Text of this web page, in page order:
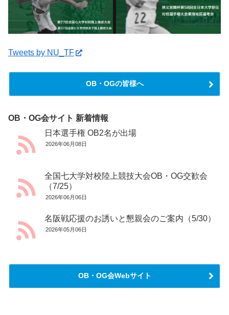
Tweets by NU_TF
OB・OGの皆様へ
OB・OG会サイト 新着情報
日本選手権 OB2名が出場
2026年06月08日
全国七大学対校陸上競技大会OB・OG交歓会
（7/25）
2026年06月06日
名阪戦応援のお誘いと懇親会のご案内（5/30）
2026年05月06日
OB・OG会Webサイト